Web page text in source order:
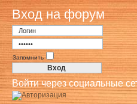
Вход на форум
Запомнить
Войти через социальные